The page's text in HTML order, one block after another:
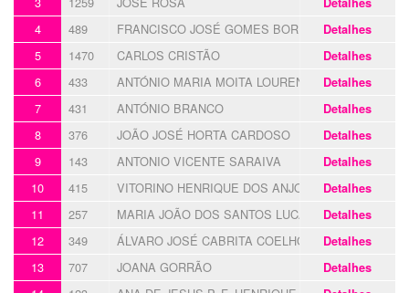
4 489 FRANCISCO JOSÉ GOMES BORRALHODetalhes
5 1470 CARLOS CRISTÃO Detalhes
6 433 ANTÓNIO MARIA MOITA LOURENÇO Detalhes
7 431 ANTÓNIO BRANCO Detalhes
8 376 JOÃO JOSÉ HORTA CARDOSO Detalhes
9 143 ANTONIO VICENTE SARAIVA Detalhes
10 415 VITORINO HENRIQUE DOS ANJOS Detalhes
11 257 MARIA JOÃO DOS SANTOS LUCAS Detalhes
12 349 ÁLVARO JOSÉ CABRITA COELHO Detalhes
13 707 JOANA GORRÃO Detalhes